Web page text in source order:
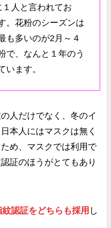
人と言われてお
。花粉のシーズンは
も多いのが2月～４
で、なんと１年のう
います。
人だけでなく、冬のイ
本人にはマスクは無く
め、 マスクでは利用で
証のほうがとてもあり
認証をどちらも採用 し